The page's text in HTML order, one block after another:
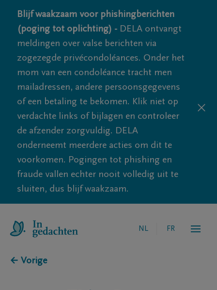
Blijf waakzaam voor phishingberichten
(poging tot oplichting) - DELA ontvangt
meldingen over valse berichten via
zogezegde privécondoléances. Onder het
mom van een condoléance tracht men
mailadressen, andere persoonsgegevens
of een betaling te bekomen. Klik niet op
verdachte links of bijlagen en controleer
de afzender zorgvuldig. DELA
onderneemt meerdere acties om dit te
voorkomen. Pogingen tot phishing en
fraude vallen echter nooit volledig uit te
sluiten, dus blijf waakzaam.
NL FR
← Vorige